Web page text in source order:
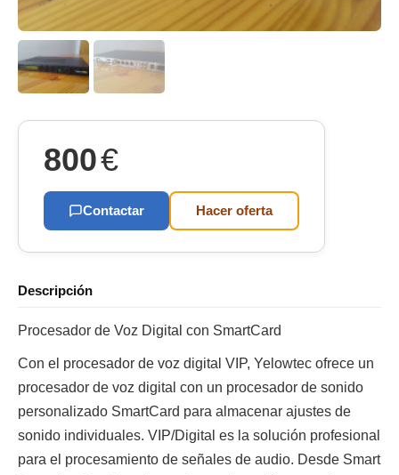
800€
Contactar Hacer oferta
Descripción
Procesador de Voz Digital con SmartCard
Con el procesador de voz digital VIP, Yelowtec ofrece un
procesador de voz digital con un procesador de sonido
personalizado SmartCard para almacenar ajustes de
sonido individuales. VIP/Digital es la solución profesional
para el procesamiento de señales de audio. Desde Smart